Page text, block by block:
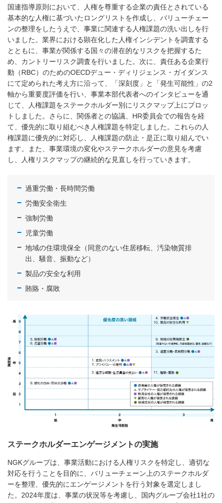
国連指導原則において、人権を尊重する企業の責任とされている
基本的な人権に基づいたロングリストを作成し、バリューチェー
ンの整理をしたうえで、事業に関連する人権課題の洗い出しを行
いました。業界における顕在化した人権インシデントを調査する
とともに、事業が関係する国々の潜在的なリスクを把握するた
め、カントリーリスク調査を行いました。次に、責任ある企業行
動（RBC）のためのOECDデュー・ディリジェンス・ガイダンス
にて定められた考え方に沿って、「深刻度」と「発生可能性」の2
軸から重要度評価を行い、事業本部代表者へのインタビューを通
じて、人権課題をステークホルダー別にリスクマップ上にプロッ
トしました。さらに、関係者との協議、HR委員会での報告を経
て、優先的に取り組むべき人権課題を特定しました。これらの人
権課題に優先的に対応し、人権課題の防止・是正に取り組んでい
ます。また、事業環境の変化やステークホルダーの意見を考慮
し、人権リスクマップの継続的な見直しを行っていきます。
過重労働・長時間労働
労働安全衛生
強制労働
児童労働
地域の住環境保全（同意のない住居移転、汚染物質排
出、騒音、振動など）
製品の安全な利用
賄賂・腐敗
ステークホルダーエンゲージメントの実施
NGKグループは、事業活動における人権リスクを特定し、適切な
対応を行うことを目的に、バリューチェーン上のステークホルダ
ーを整理、優先的にエンゲージメントを行う対象を選定しまし
た。2024年度は、事業の状況等を考慮し、国内グループ会社1社の